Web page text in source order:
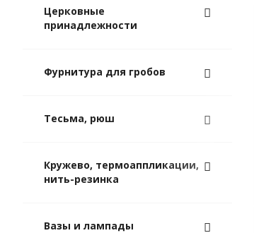
Церковные
принадлежности
Фурнитура для гробов
Тесьма, рюш
Кружево, термоаппликации,
нить-резинка
Вазы и лампады